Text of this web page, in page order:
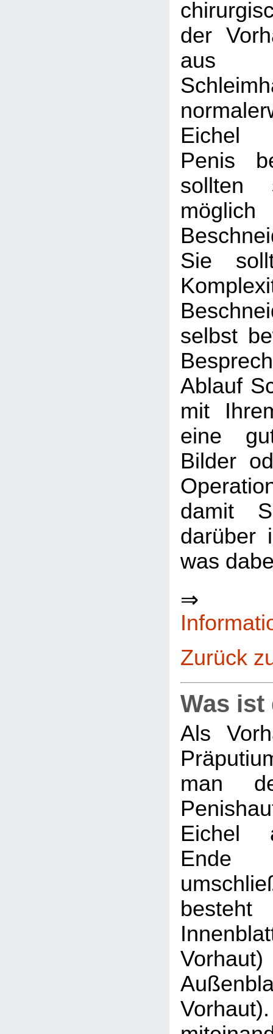
der
aus
Eichel
Penis
Sie
selbst
Ablauf
mit
eine
Bilder
damit
darüber
was
Zurück
Was ist
Als
man
Eichel
Ende